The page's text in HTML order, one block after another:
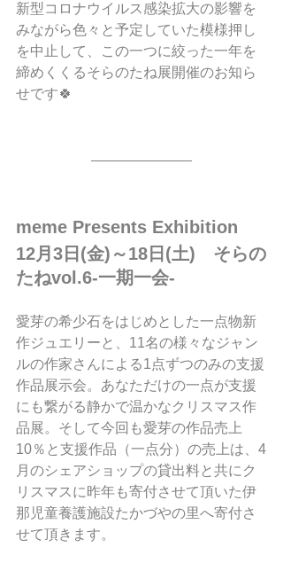
新型コロナウイルス感染拡大の影響を
みながら色々と予定していた模様押し
を中止して、この一つに絞った一年を
締めくくるそらのたね展開催のお知ら
せです🍀
meme Presents Exhibition
12月3日(金)～18日(土)　そらの
たねvol.6-一期一会-
愛芽の希少石をはじめとした一点物新
作ジュエリーと、11名の様々なジャン
ルの作家さんによる1点ずつのみの支援
作品展示会。あなただけの一点が支援
にも繋がる静かで温かなクリスマス作
品展。そして今回も愛芽の作品売上
10％と支援作品（一点分）の売上は、4
月のシェアショップの貸出料と共にク
リスマスに昨年も寄付させて頂いた伊
那児童養護施設たかづやの里へ寄付さ
せて頂きます。